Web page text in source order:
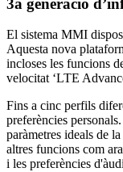
3a generació
El sistema MMI
Aquesta nova
incloses les funcions
velocitat ‘LTE
Fins a cinc perfils
preferències
paràmetres ideals de
altres funcions com
i les preferències